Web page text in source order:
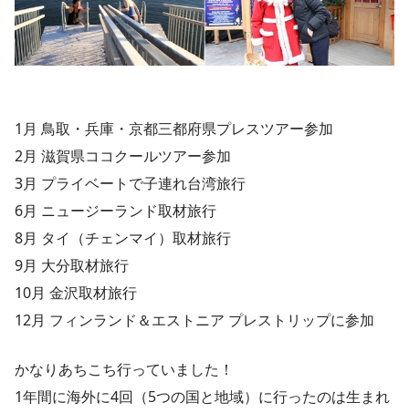
1月 鳥取・兵庫・京都三都府県プレスツアー参加
2月 滋賀県ココクールツアー参加
3月 プライベートで子連れ台湾旅行
6月 ニュージーランド取材旅行
8月 タイ（チェンマイ）取材旅行
9月 大分取材旅行
10月 金沢取材旅行
12月 フィンランド＆エストニア プレストリップに参加
かなりあちこち行っていました！
1年間に海外に4回（5つの国と地域）に行ったのは生まれ